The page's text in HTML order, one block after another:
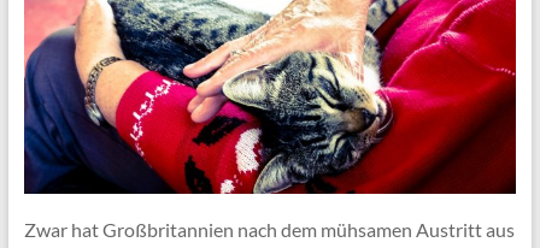
Zwar hat Großbritannien nach dem mühsamen Austritt aus